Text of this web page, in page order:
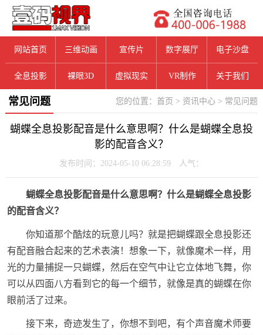
网站首页 三维动画 宣传片 数字展厅 电子沙盘
全息投影 裸眼3D 虚拟现实 VR制作 关于我们
您的位置： 首页 > 资讯中心 > 常见问题
常见问题
蝴蝶全息投影配音是什么意思啊？什么是蝴蝶全息投
影的配音含义？
发布时间：2024-05-10 06:28:59 人气：
蝴蝶全息投影配音是什么意思啊？什么是蝴蝶全息投影
的配音含义？
你知道那个酷炫的玩意儿吗？就是把蝴蝶跟全息投影还
有配音融合起来的艺术表演！想象一下，就像魔术一样，用
光的力量捕捉一只蝴蝶，然后在空气中让它立体地飞舞，你
可以从四面八方看到它的每一个细节，就像是真的蝴蝶在你
眼前活了过来。
接下来，奇迹发生了，你想不到吧，有个声音魔术师要